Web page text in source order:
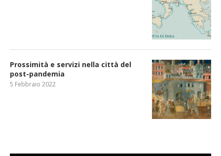
Prossimità e servizi nella città del
post-pandemia
5 Febbraio 2022